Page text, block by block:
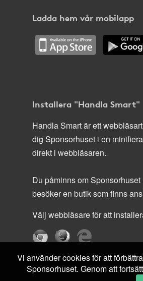
Ladda hem vår mobilapp
Installera "Handla Smart"
Handla Smart är ett
dig Sponsorhuset i en
direkt i webbläsaren.
Du påminns om Sponsorhuset
besöker en butik som finns
Välj webbläsare för att
Vi använder cookies för att
Sponsorhuset. Genom att